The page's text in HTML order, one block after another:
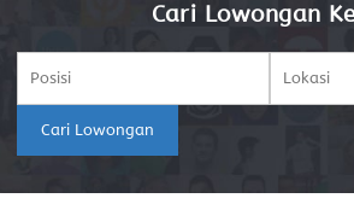
Cari Lowongan
Cari Lowongan